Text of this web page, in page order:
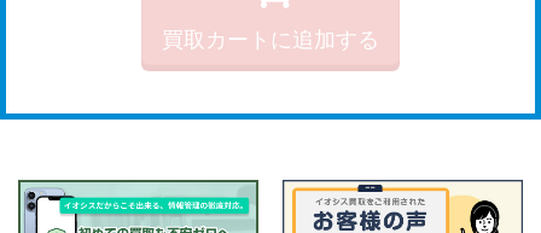
買取カートに追加する